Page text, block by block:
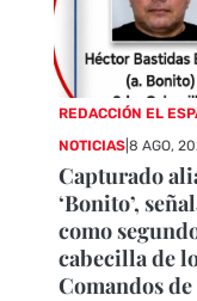
REDACCIÓN EL
NOTICIAS |8 AGO,
Capturado
‘Bonito’,
como
cabecilla de
Comandos